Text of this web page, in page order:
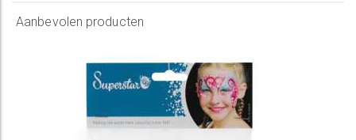
Aanbevolen producten